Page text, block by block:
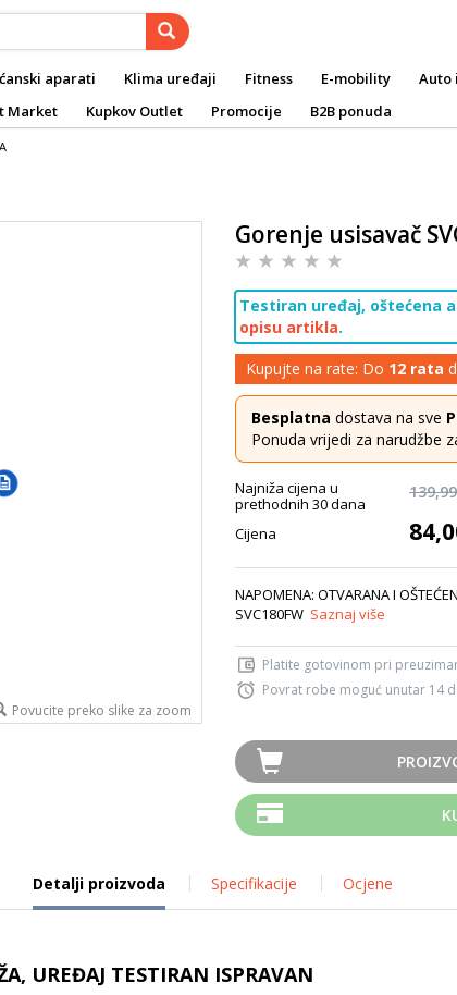
aparati Klima uređaji Fitness E-mobility
Auto
Market Kupkov Outlet Promocije B2B ponuda
Povucite preko slike za zoom
Gorenje usisavač
Testiran uređaj, oštećena
opisu artikla.
Kupujte na rate: Do 12 rata
Besplatna dostava na sve
Ponuda vrijedi za narudžbe
Najniža cijena u
prethodnih 30 dana
Cijena
NAPOMENA: OTVARANA I
SVC180FW Saznaj više
Platite gotovinom pri
Povrat robe moguć unutar 14
Detalji proizvoda Specifikacije Ocjene
UREĐAJ TESTIRAN ISPRAVAN